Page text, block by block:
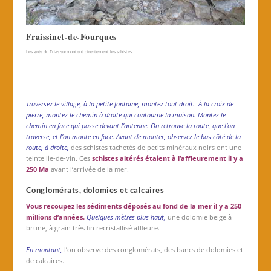
Fraissinet-de-Fourques
Les grès du Trias surmontent directement les schistes.
Traversez le village, à la petite fontaine, montez tout droit. À la croix de
pierre, montez le chemin à droite qui contourne la maison. Montez le
chemin en face qui passe devant l’antenne. On retrouve la route, que l’on
traverse, et l’on monte en face. Avant de monter, observez le bas côté de la
route, à droite, des schistes tachetés de petits minéraux noirs ont une
teinte lie-de-vin. Ces schistes altérés étaient à l’affleurement il y a
250 Ma avant l’arrivée de la mer.
Conglomérats, dolomies et calcaires
Vous recoupez les sédiments déposés au fond de la mer il y a 250
millions d’années. Quelques mètres plus haut, une dolomie beige à
brune, à grain très fin recristallisé affleure.
En montant, l’on observe des conglomérats, des bancs de dolomies et
de calcaires.